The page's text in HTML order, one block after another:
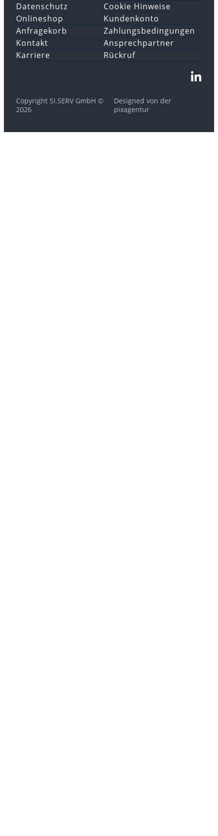
Datenschutz
Cookie Hinweise
Onlineshop
Anfragekorb
Kundenkonto
Zahlungsbedingungen
Kontakt
Karriere
Ansprechpartner
Rückruf
Copyright SI.SERV GmbH ©
2026
Designed von der
pixagentur